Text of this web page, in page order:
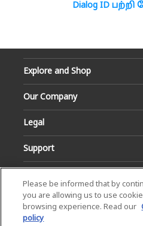
Dialog ID பற்றி
Explore and Shop
Our Company
Legal
Support
Please be informed that by
you are allowing us to use
browsing experience. Read our
policy